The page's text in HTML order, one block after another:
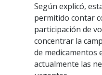
Según explicó,
permitido contar
participación de
concentrar la
de medicamentos
actualmente las